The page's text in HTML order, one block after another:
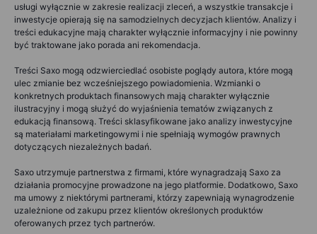
usługi wyłącznie w zakresie realizacji zleceń, a wszystkie transakcje i
inwestycje opierają się na samodzielnych decyzjach klientów. Analizy i
treści edukacyjne mają charakter wyłącznie informacyjny i nie powinny
być traktowane jako porada ani rekomendacja.
Treści Saxo mogą odzwierciedlać osobiste poglądy autora, które mogą
ulec zmianie bez wcześniejszego powiadomienia. Wzmianki o
konkretnych produktach finansowych mają charakter wyłącznie
ilustracyjny i mogą służyć do wyjaśnienia tematów związanych z
edukacją finansową. Treści sklasyfikowane jako analizy inwestycyjne
są materiałami marketingowymi i nie spełniają wymogów prawnych
dotyczących niezależnych badań.
Saxo utrzymuje partnerstwa z firmami, które wynagradzają Saxo za
działania promocyjne prowadzone na jego platformie. Dodatkowo, Saxo
ma umowy z niektórymi partnerami, którzy zapewniają wynagrodzenie
uzależnione od zakupu przez klientów określonych produktów
oferowanych przez tych partnerów.